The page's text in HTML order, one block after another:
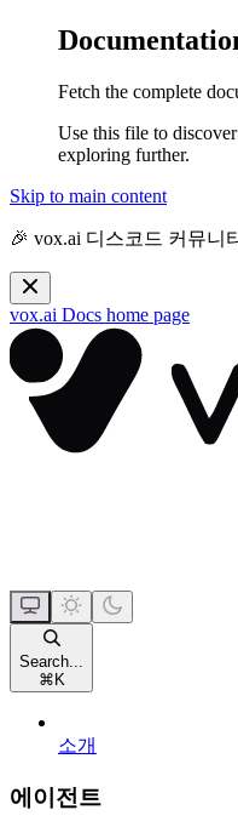
Fetch the complete
Use this file to
exploring further.
Skip to main content
🎉 vox.ai 디스코드 커뮤니
vox.ai Docs home page
Search...
⌘ K
소개
에이전트